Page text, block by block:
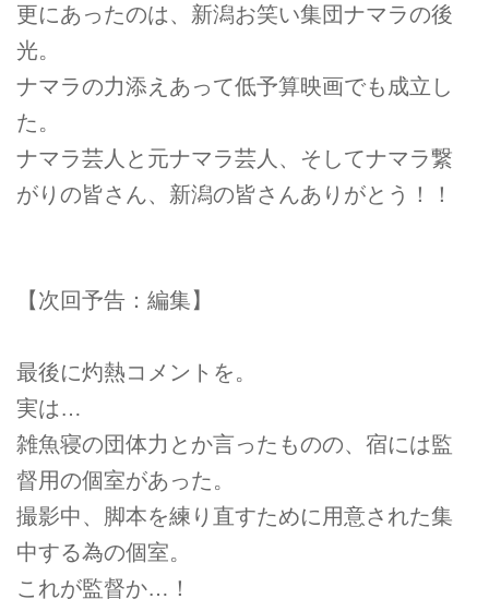
更にあったのは、新潟お笑い集団ナマラの後
光。
ナマラの力添えあって低予算映画でも成立し
た。
ナマラ芸人と元ナマラ芸人、そしてナマラ繋
がりの皆さん、新潟の皆さんありがとう！！
【次回予告：編集】
最後に灼熱コメントを。
実は…
雑魚寝の団体力とか言ったものの、宿には監
督用の個室があった。
撮影中、脚本を練り直すために用意された集
中する為の個室。
これが監督か…！